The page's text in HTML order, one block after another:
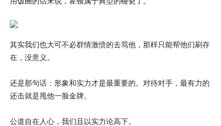
其实我们也大可不必群情激愤的去骂他，那样只能帮他们刷存
在，没意义。
还是那句话：形象和实力才是最重要的。对待对手，最有力的
还击就是甩他一脸金牌。
公道自在人心，我们且以实力论高下。